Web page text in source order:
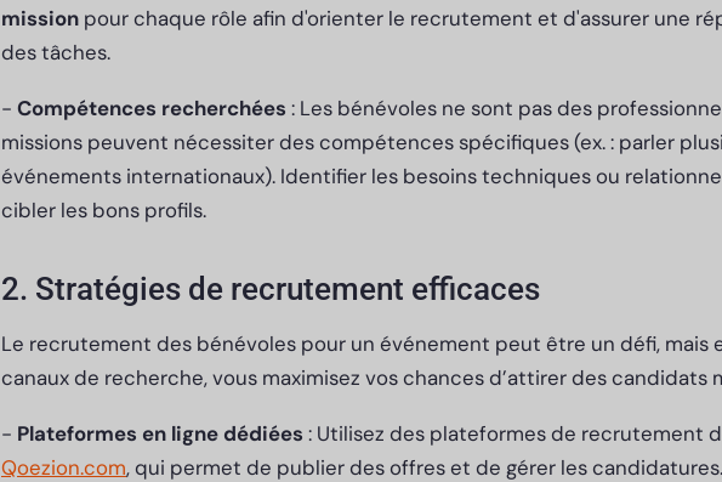
mission pour chaque rôle afin d'orienter le recrutement et d'assurer une
des tâches.
- Compétences recherchées : Les bénévoles ne sont pas des
missions peuvent nécessiter des compétences spécifiques (ex. : parler
événements internationaux). Identifier les besoins techniques ou
cibler les bons profils.
2. Stratégies de recrutement efficaces
Le recrutement des bénévoles pour un événement peut être un défi, mais
canaux de recherche, vous maximisez vos chances d’attirer des candidats
- Plateformes en ligne dédiées : Utilisez des plateformes de recrutement
Qoezion.com, qui permet de publier des offres et de gérer les